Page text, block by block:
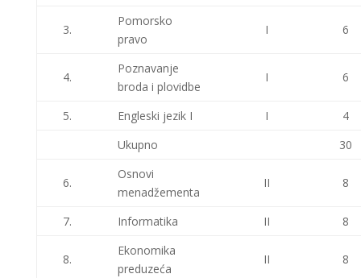
3.
Pomorsko
pravo
I 6
4.
Poznavanje
broda i plovidbe
I 6
5. Engleski jezik I I
4
Ukupno
30
6.
Osnovi
menadžementa
II 8
7. Informatika II 8
8.
Ekonomika
preduzeća
II 8